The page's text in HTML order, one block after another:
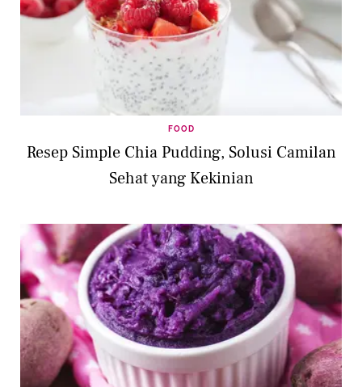
FOOD
Resep Simple Chia Pudding, Solusi Camilan
Sehat yang Kekinian